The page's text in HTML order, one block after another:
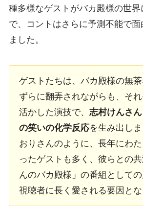
種多様なゲストがバカ殿様の世界
で、コントはさらに予測不能で面
ました。
ゲストたちは、バカ殿様の無
ずらに翻弄されながらも、そ
活かした演技で、 志村けんさ
の笑いの化学反応を生み出し
おりさんのように、長年にわ
ったゲストも多く、彼らとの
んのバカ殿様」の番組としての
視聴者に長く愛される要因とな